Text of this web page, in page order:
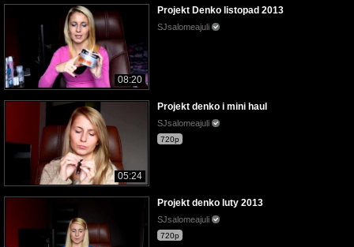
08:20
Projekt Denko listopad 2013
SJsalomeajuli
05:24
Projekt denko i mini haul
SJsalomeajuli
720p
Projekt denko luty 2013
SJsalomeajuli
720p